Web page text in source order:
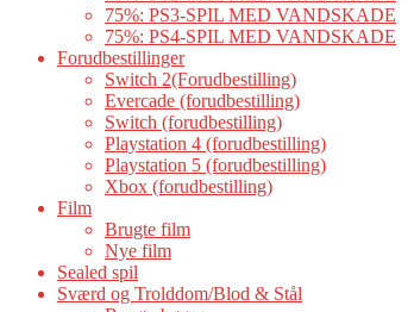
75%: PS3-SPIL MED VANDSKADE
75%: PS4-SPIL MED VANDSKADE
Forudbestillinger
Switch 2(Forudbestilling)
Evercade (forudbestilling)
Switch (forudbestilling)
Playstation 4 (forudbestilling)
Playstation 5 (forudbestilling)
Xbox (forudbestilling)
Film
Brugte film
Nye film
Sealed spil
Sværd og Trolddom/Blod & Stål